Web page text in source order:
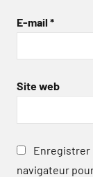
E-mail *
Site web
Enregistrer
navigateur